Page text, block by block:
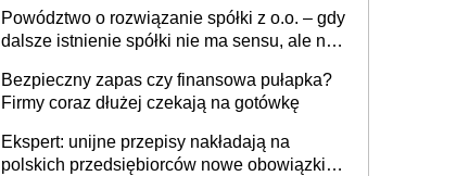
Powództwo o rozwiązanie spółki z o.o. – gdy
dalsze istnienie spółki nie ma sensu, ale nie
Bezpieczny zapas czy finansowa pułapka?
Firmy coraz dłużej czekają na gotówkę
Ekspert: unijne przepisy nakładają na
polskich przedsiębiorców nowe obowiązki w